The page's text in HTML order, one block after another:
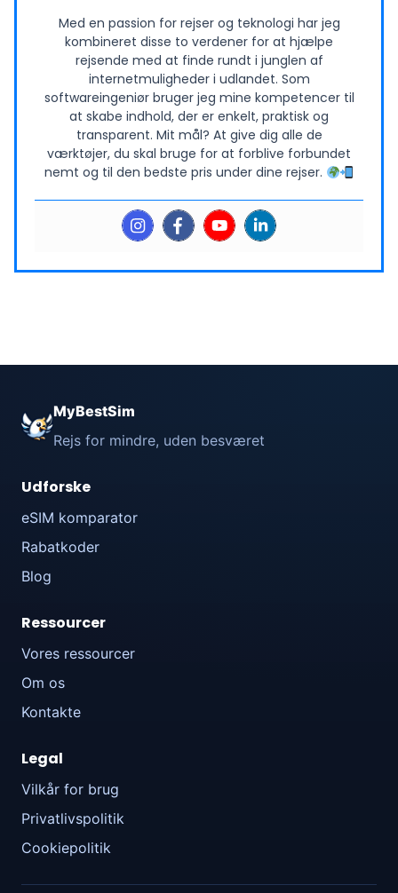
Med en passion for rejser og teknologi har jeg
kombineret disse to verdener for at hjælpe
rejsende med at finde rundt i junglen af
internetmuligheder i udlandet. Som
softwareingeniør bruger jeg mine kompetencer til
at skabe indhold, der er enkelt, praktisk og
transparent. Mit mål? At give dig alle de
værktøjer, du skal bruge for at forblive forbundet
nemt og til den bedste pris under dine rejser.
MyBestSim
Rejs for mindre, uden besværet
Udforske
eSIM komparator
Rabatkoder
Blog
Ressourcer
Vores ressourcer
Om os
Kontakte
Legal
Vilkår for brug
Privatlivspolitik
Cookiepolitik